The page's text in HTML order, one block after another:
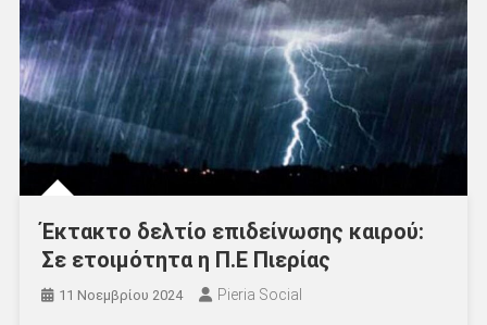
Έκτακτο δελτίο επιδείνωσης καιρού:
Σε ετοιμότητα η Π.Ε Πιερίας
11 Νοεμβρίου 2024 Pieria Social